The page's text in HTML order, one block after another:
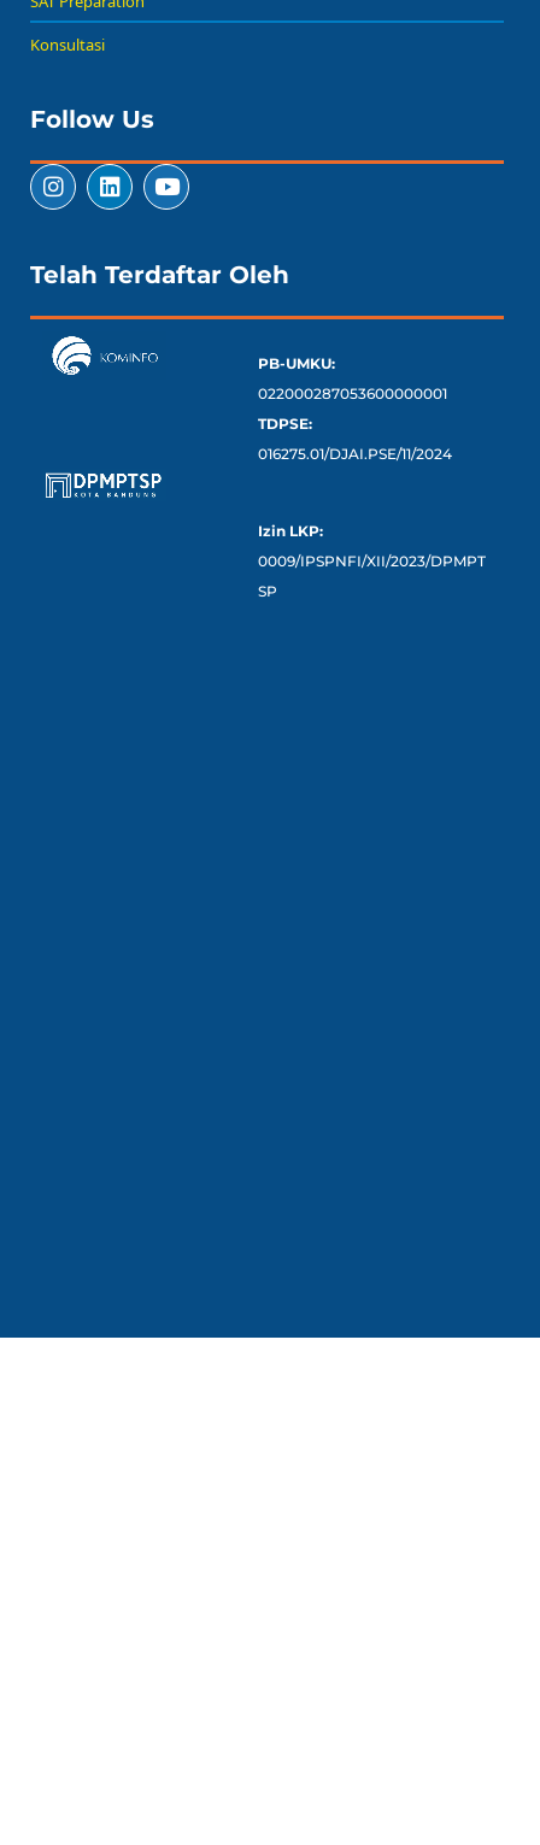
Konsultasi
Follow Us
Telah Terdaftar Oleh
PB-UMKU:
022000287053600000001
TDPSE:
016275.01/DJAI.PSE/11/2024
Izin LKP:
0009/IPSPNFI/XII/2023/DPMPT
SP